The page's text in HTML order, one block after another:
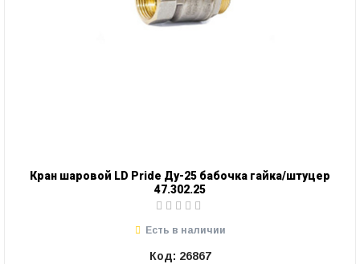
Кран шаровой LD Pride Ду-25 бабочка гайка/штуцер
47.302.25
Есть в наличии
Код: 26867